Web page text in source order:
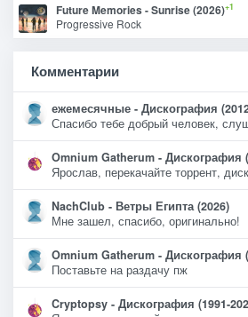
Future Memories - Sunrise (2026)+1
Progressive Rock
Комментарии
ежемесячные - Дискография
Спасибо тебе добрый человек,
Omnium Gatherum - Дискография
Ярослав, перекачайте торрент,
NachClub - Ветры Египта (2026)
Мне зашел, спасибо, оригинально!
Omnium Gatherum - Дискография
Поставьте на раздачу пж
Cryptopsy - Дискография (1991-